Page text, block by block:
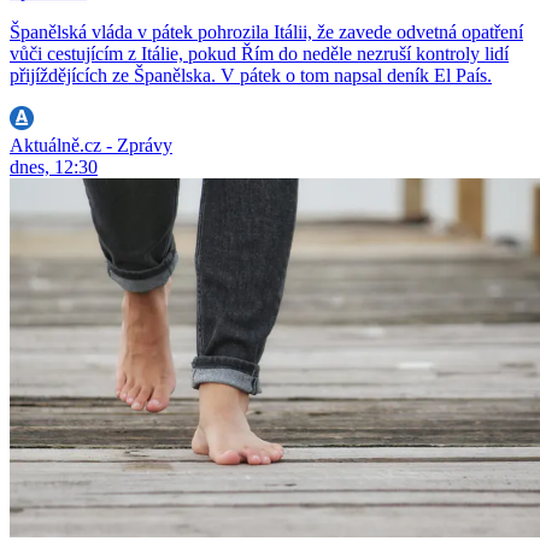
Španělská vláda v pátek pohrozila Itálii, že zavede odvetná opatření
vůči cestujícím z Itálie, pokud Řím do neděle nezruší kontroly lidí
přijíždějících ze Španělska. V pátek o tom napsal deník El País.
Aktuálně.cz - Zprávy
dnes, 12:30